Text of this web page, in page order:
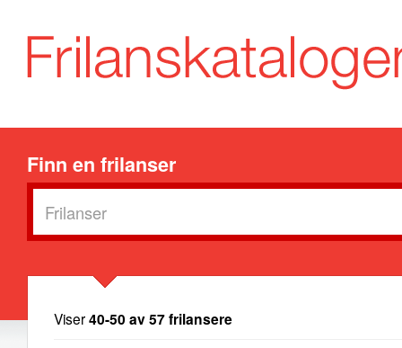
Finn en frilanser
Viser40-50 av 57 frilansere